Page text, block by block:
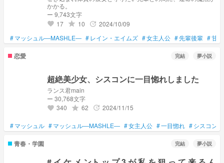
かかる。
ー 9,743文字
favorite 17 grade 10 update 2024/10/09
#マッシュル―MASHLE― #レイン・エイムズ #女主人公 #先輩後輩 #甘々
恋愛 完結 夢小説
超絶美少女、シスコンに一目惚れしました
ランス君main
ー 30,768文字
favorite 340 grade 62 update 2024/11/15
#マッシュル #マッシュル―MASHLE― #女主人公 #一目惚れ #シスコン
青春・学園 完結 夢小説